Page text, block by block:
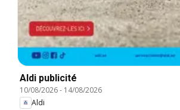
Aldi publicité
10/08/2026- 14/08/2026
Aldi